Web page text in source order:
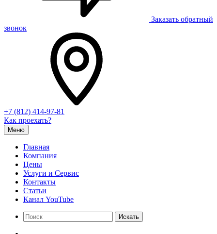
Заказать обратный
звонок
+7 (812) 414-97-81
Как проехать?
Меню
Главная
Компания
Цены
Услуги и Сервис
Контакты
Статьи
Канал YouTube
Искать